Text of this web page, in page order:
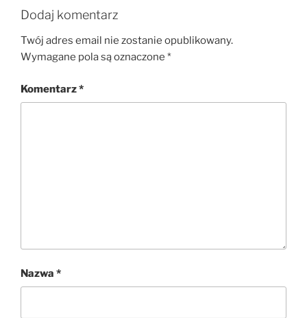
Dodaj komentarz
Twój adres email nie zostanie opublikowany.
Wymagane pola są oznaczone *
Komentarz*
Nazwa *